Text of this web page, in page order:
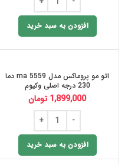
افزودن به سبد خرید
اتو مو پروماکس مدل ma 5559 دما
230 درجه اصلی وکیوم
1,899,000 تومان
افزودن به سبد خرید